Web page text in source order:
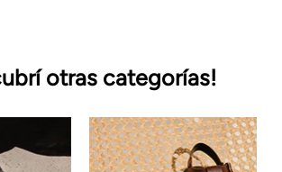
otras categorías!